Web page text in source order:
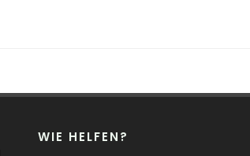
WIE HELFEN?